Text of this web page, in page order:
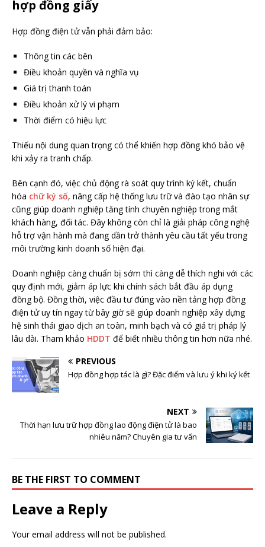
hợp đồng giấy
Hợp đồng điện tử vẫn phải đảm bảo:
Thông tin các bên
Điều khoản quyền và nghĩa vụ
Giá trị thanh toán
Điều khoản xử lý vi phạm
Thời điểm có hiệu lực
Thiếu nội dung quan trọng có thể khiến hợp đồng khó bảo vệ
khi xảy ra tranh chấp.
Bên cạnh đó, việc chủ động rà soát quy trình ký kết, chuẩn
hóa chữ ký số, nâng cấp hệ thống lưu trữ và đào tạo nhân sự
cũng giúp doanh nghiệp tăng tính chuyên nghiệp trong mắt
khách hàng, đối tác. Đây không còn chỉ là giải pháp công nghệ
hỗ trợ vận hành mà đang dần trở thành yêu cầu tất yếu trong
môi trường kinh doanh số hiện đại.
Doanh nghiệp càng chuẩn bị sớm thì càng dễ thích nghi với các
quy định mới, giảm áp lực khi chính sách bắt đầu áp dụng
đồng bộ. Đồng thời, việc đầu tư đúng vào nền tảng hợp đồng
điện tử uy tín ngay từ bây giờ sẽ giúp doanh nghiệp xây dựng
hệ sinh thái giao dịch an toàn, minh bạch và có giá trị pháp lý
lâu dài. Tham khảo HDDT để biết nhiều thông tin hơn nữa nhé.
PREVIOUS
Hợp đồng hợp tác là gì? Đặc điểm và lưu ý khi ký kết
NEXT
Thời hạn lưu trữ hợp đồng lao động điện tử là bao
nhiêu năm? Chuyên gia tư vấn
BE THE FIRST TO COMMENT
Leave a Reply
Your email address will not be published.